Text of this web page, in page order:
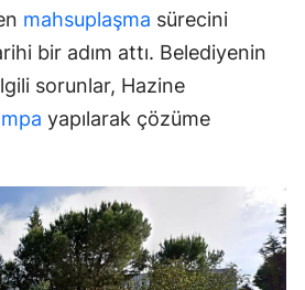
mahsuplaşma sürecini
bir adım attı. Belediyenin
sorunlar, Hazine
yapılarak çözüme